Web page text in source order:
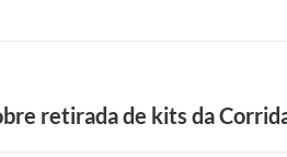
Esporte
retirada de kits da